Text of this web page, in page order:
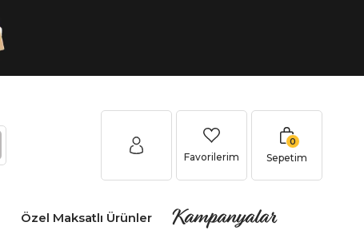
Sepetim
0
Favorilerim
Özel Maksatlı Ürünler Kampanyalar